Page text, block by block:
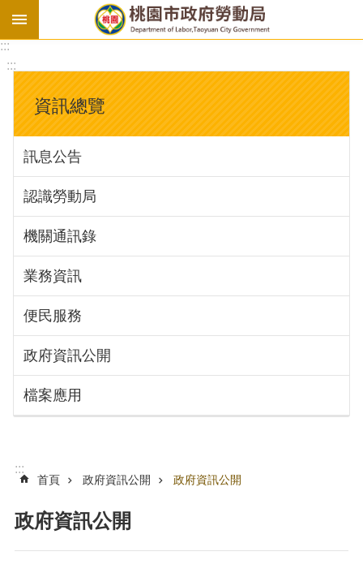
基
法
勞
資
會
庇
護
工
場
進
訊
息
公
識
動
局
:::
:::
資訊總覽
訊息公告
認識勞動局
機關通訊錄
業務資訊
便民服務
政府資訊公開
檔案應用
:::
首頁 政府資訊公開 政府資訊公開
政府資訊公開